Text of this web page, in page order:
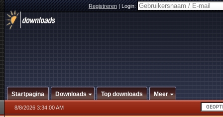
Registreren|Login:
Startpagina Downloads Top downloads Meer
8/8/2026 3:34:00 AM